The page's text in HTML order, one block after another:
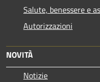
Salute, benessere e
Autorizzazioni
NOVITÀ
Notizie